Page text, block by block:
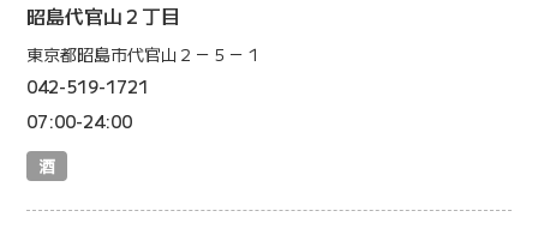
昭島代官山２丁目
東京都昭島市代官山２－５－１
042-519-1721
07:00-24:00
酒